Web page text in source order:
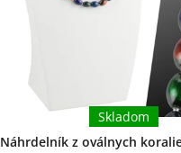
Náhrdelník z oválnych
Skladom